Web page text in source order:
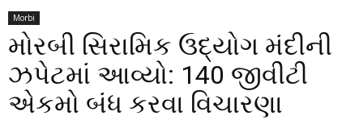
Morbi
મોરબી સિરામિક ઉદ્યોગ મંદીની
ઝપેટમાં આવ્યો: 140 જીવીટી
એકમો બંધ કરવા વિચારણા